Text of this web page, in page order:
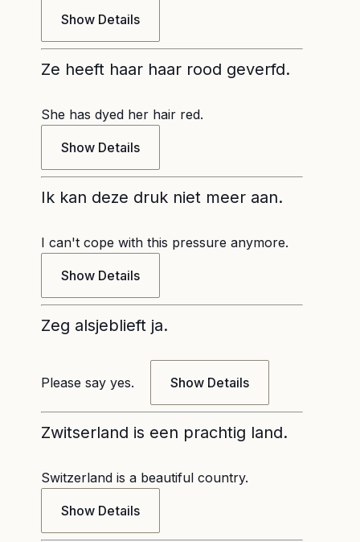
Show Details
Ze heeft haar haar rood geverfd.
She has dyed her hair red.
Show Details
Ik kan deze druk niet meer aan.
I can't cope with this pressure anymore.
Show Details
Zeg alsjeblieft ja.
Please say yes. Show Details
Zwitserland is een prachtig land.
Switzerland is a beautiful country.
Show Details